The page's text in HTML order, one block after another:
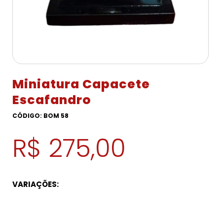
Miniatura Capacete
Escafandro
CÓDIGO: BOM 58
R$ 275,00
VARIAÇÕES: